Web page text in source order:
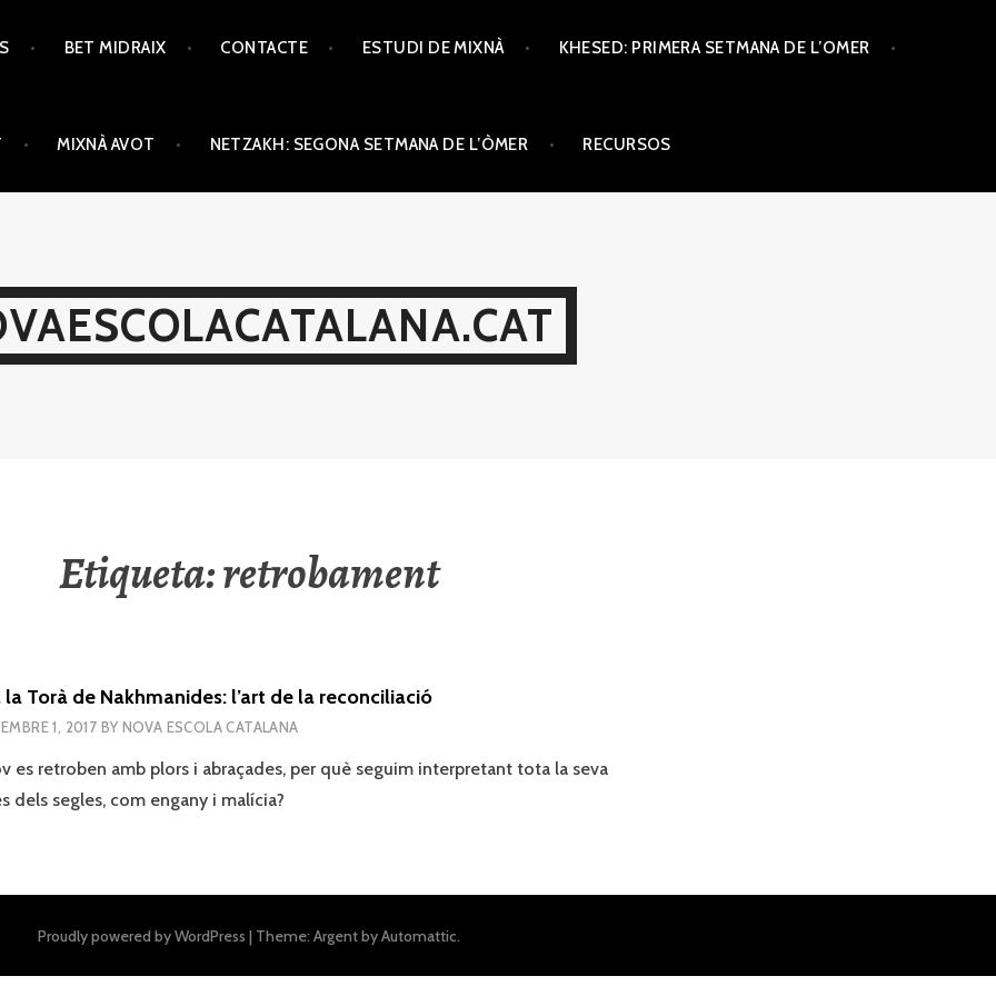
BET MIDRAIX CONTACTE ESTUDI DE MIXNÀ KHESED: PRIMERA SETMANA DE L’OMER
MIXNÀ AVOT NETZAKH: SEGONA SETMANA DE L’ÒMER RECURSOS
Etiqueta:retrobament
Torà de Nakhmanides: l’art de la reconciliació
1, 2017 BY NOVA ESCOLA CATALANA
es retroben amb plors i abraçades, per què seguim interpretant tota la seva
dels segles, com engany i malícia?
Proudly powered by WordPress | Theme: Argent byAutomattic.